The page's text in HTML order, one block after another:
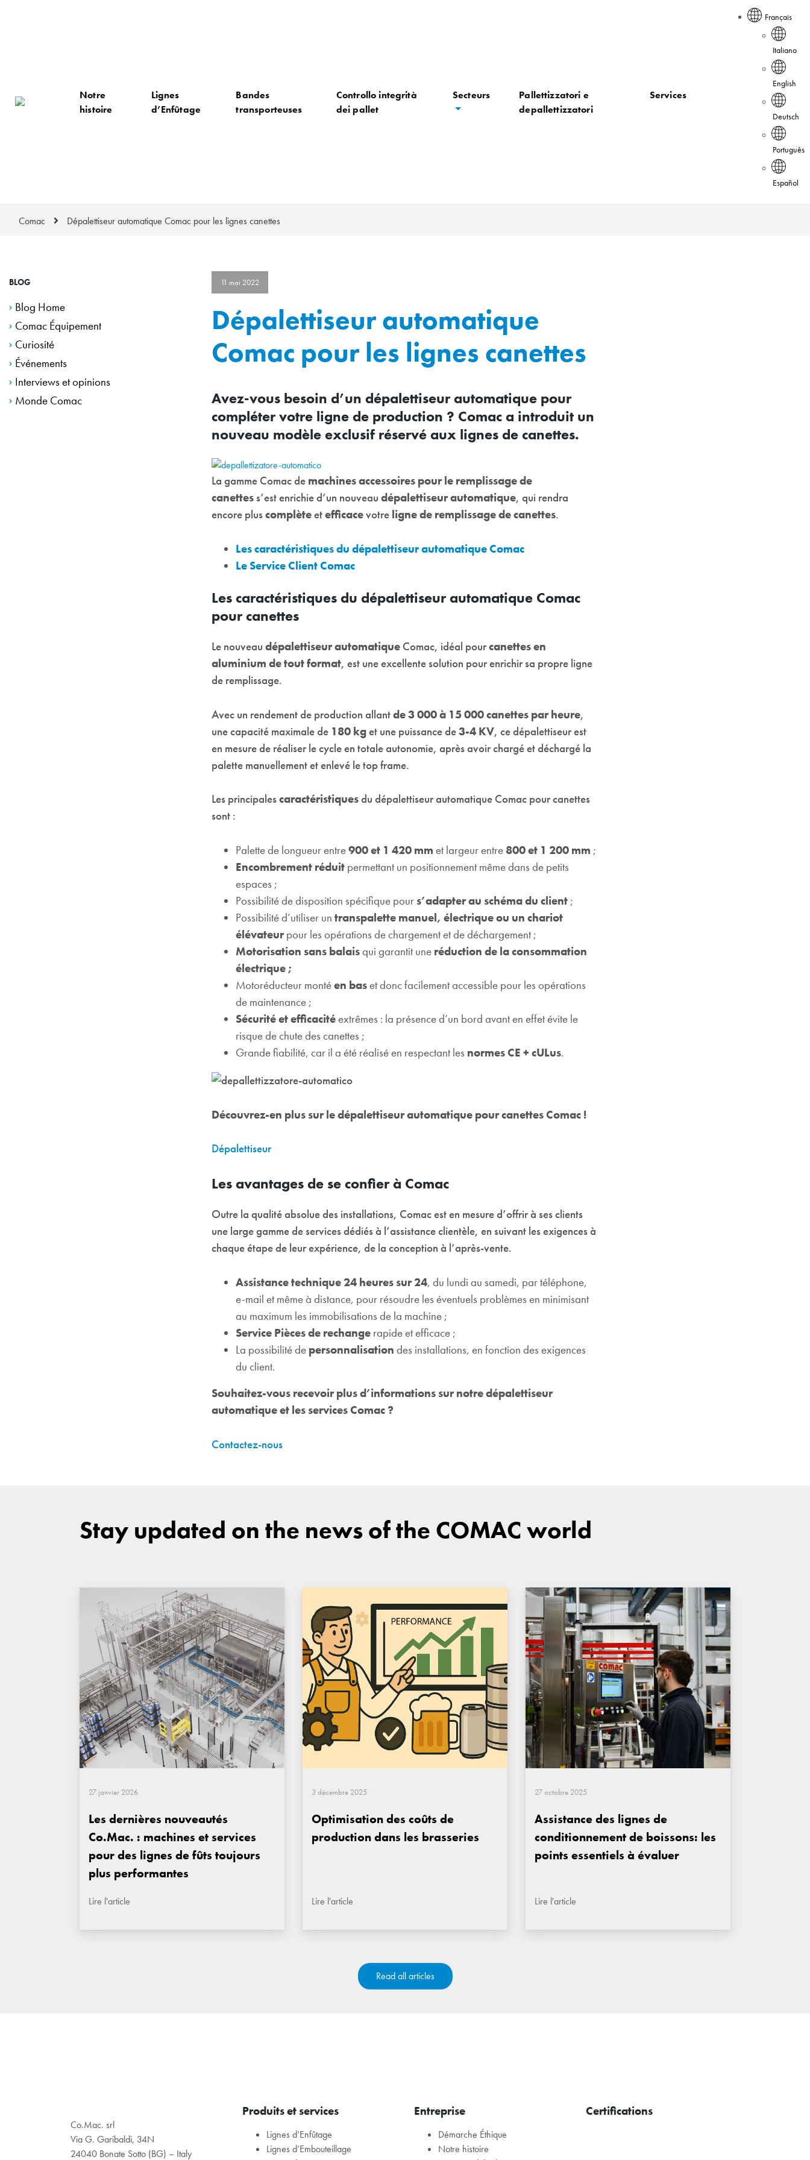
Notre
histoire
Lignes
d’Enfûtage
Bandes
transporteuses
Controllo integrità
dei pallet
Secteurs
Pallettizzatori e
depallettizzatori
Services
Français
Italiano
English
Deutsch
Português
Español
Comac Dépalettiseur automatique Comac pour les lignes canettes
BLOG
Blog Home
Comac Équipement
Curiosité
Événements
Interviews et opinions
Monde Comac
11 mai 2022
Dépalettiseur automatique
Comac pour les lignes canettes
Avez-vous besoin d’un dépalettiseur automatique pour
compléter votre ligne de production ? Comac a introduit un
nouveau modèle exclusif réservé aux lignes de canettes.
La gamme Comac de machines accessoires pour le remplissage de
canettes s’est enrichie d’un nouveau dépalettiseur automatique, qui rendra
encore pluscomplèteetefficacevotre ligne de remplissage de canettes.
Les caractéristiques du dépalettiseur automatique Comac
Le Service Client Comac
Les caractéristiques du dépalettiseur automatique Comac
pour canettes
Le nouveau dépalettiseur automatique Comac, idéal pourcanettes en
aluminium de tout format, est une excellente solution pour enrichir sa propre ligne
de remplissage.
Avec un rendement de production allantde 3 000 à 15 000 canettes par heure,
une capacité maximale de 180 kget une puissance de3-4 KV, ce dépalettiseur est
en mesure de réaliser le cycle en totale autonomie, après avoir chargé et déchargé la
palette manuellement et enlevé le top frame.
Les principalescaractéristiquesdu dépalettiseur automatique Comac pour canettes
sont :
Palette de longueur entre900 et 1 420 mm et largeur entre 800 et 1 200 mm ;
Encombrement réduit permettant un positionnement même dans de petits
espaces ;
Possibilité de disposition spécifique pours’adapter au schéma du client ;
Possibilité d’utiliser un transpalette manuel, électrique ou un chariot
élévateurpour les opérations de chargement et de déchargement ;
Motorisation sans balaisqui garantit une réduction de la consommation
électrique ;
Motoréducteur montéen baset donc facilement accessible pour les opérations
de maintenance ;
Sécurité et efficacitéextrêmes : la présence d’un bord avant en effet évite le
risque de chute des canettes ;
Grande fiabilité, car il a été réalisé en respectant les normes CE + cULus.
Découvrez-en plus sur le dépalettiseur automatique pour canettes Comac !
Dépalettiseur
Les avantages de se confier à Comac
Outre la qualité absolue des installations, Comac est en mesure d’offrir à ses clients
une large gamme de services dédiés à l’assistance clientèle, en suivant les exigences à
chaque étape de leur expérience, de la conception à l’après-vente.
Assistance technique 24 heures sur 24, du lundi au samedi, par téléphone,
e-mail et même à distance, pour résoudre les éventuels problèmes en minimisant
au maximum les immobilisations de la machine ;
Service Pièces de rechange rapide et efficace ;
La possibilité de personnalisation des installations, en fonction des exigences
du client.
Souhaitez-vous recevoir plus d’informations sur notredépalettiseur
automatique et les services Comac ?
Contactez-nous
Stay updated on the news of the COMAC world
27 janvier 2026
Les dernières nouveautés
Co.Mac. : machines et services
pour des lignes de fûts toujours
plus performantes
Lire l'article
3 décembre 2025
Optimisation des coûts de
production dans les brasseries
Lire l'article
27 octobre 2025
Assistance des lignes de
conditionnement de boissons: les
points essentiels à évaluer
Lire l'article
Read all articles
Co.Mac. srl
Via G. Garibaldi, 34N
24040 Bonate Sotto (BG) – Italy
Produits et services
Lignes d’Enfûtage
Lignes d’Embouteillage
Entreprise
Démarche Éthique
Notre histoire
Certifications